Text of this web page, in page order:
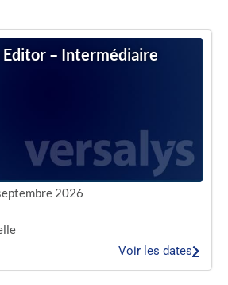
Editor – Intermédiaire
2026
Voir les dates